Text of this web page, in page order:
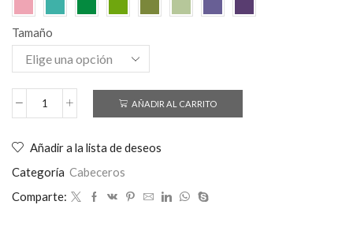
Tamaño
AÑADIR AL CARRITO
Añadir a la lista de deseos
Categoría Cabeceros
Comparte: